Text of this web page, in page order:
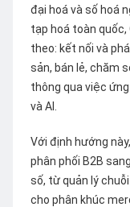
đại hoá và số hoá
tạp hoá toàn
theo: kết nối và
sản, bán lẻ, chăm
thông qua việc
và AI.
Với định hướng
phân phối B2B
số, từ quản lý
cho phân khúc